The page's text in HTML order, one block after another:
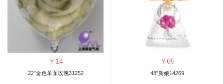
￥ 14
22”金色单面玫瑰31252
￥65
48"新娘14269